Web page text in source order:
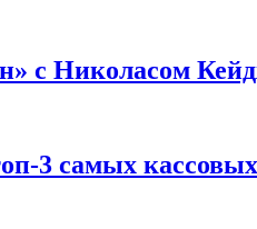
с Николасом
3 самых